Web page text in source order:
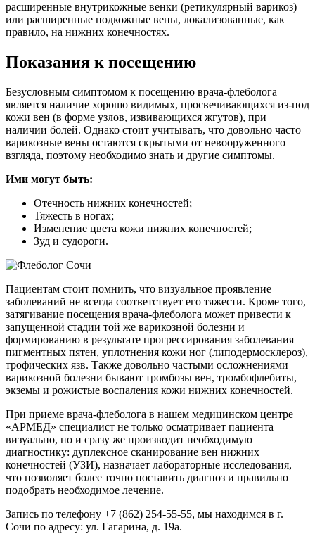
расширенные внутрикожные венки (ретикулярный варикоз)
или расширенные подкожные вены, локализованные, как
правило, на нижних конечностях.
Показания к посещению
Безусловным симптомом к посещению врача-флеболога
является наличие хорошо видимых, просвечивающихся из-под
кожи вен (в форме узлов, извивающихся жгутов), при
наличии болей. Однако стоит учитывать, что довольно часто
варикозные вены остаются скрытыми от невооруженного
взгляда, поэтому необходимо знать и другие симптомы.
Ими могут быть:
Отечность нижних конечностей;
Тяжесть в ногах;
Изменение цвета кожи нижних конечностей;
Зуд и судороги.
Пациентам стоит помнить, что визуальное проявление
заболеваний не всегда соответствует его тяжести. Кроме того,
затягивание посещения врача-флеболога может привести к
запущенной стадии той же варикозной болезни и
формированию в результате прогрессирования заболевания
пигментных пятен, уплотнения кожи ног (липодермосклероз),
трофических язв. Также довольно частыми осложнениями
варикозной болезни бывают тромбозы вен, тромбофлебиты,
экземы и рожистые воспаления кожи нижних конечностей.
При приеме врача-флеболога в нашем медицинском центре
«АРМЕД» специалист не только осматривает пациента
визуально, но и сразу же производит необходимую
диагностику: дуплексное сканирование вен нижних
конечностей (УЗИ), назначает лабораторные исследования,
что позволяет более точно поставить диагноз и правильно
подобрать необходимое лечение.
Запись по телефону +7 (862) 254-55-55, мы находимся в г.
Сочи по адресу: ул. Гагарина, д. 19а.